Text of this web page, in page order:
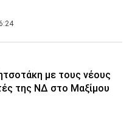
με τους νέους
της ΝΔ στο Μαξίμου